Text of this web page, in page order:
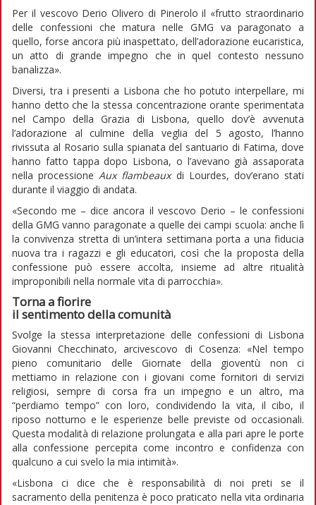
Per il vescovo Derio Olivero di Pinerolo il «frutto straordinario
delle confessioni che matura nelle GMG va paragonato a
quello, forse ancora più inaspettato, dell’adorazione eucaristica,
un atto di grande impegno che in quel contesto nessuno
banalizza».
Diversi, tra i presenti a Lisbona che ho potuto interpellare, mi
hanno detto che la stessa concentrazione orante sperimentata
nel Campo della Grazia di Lisbona, quello dov’è avvenuta
l’adorazione al culmine della veglia del 5 agosto, l’hanno
rivissuta al Rosario sulla spianata del santuario di Fatima, dove
hanno fatto tappa dopo Lisbona, o l’avevano già assaporata
nella processioneAux flambeauxdi Lourdes, dov’erano stati
durante il viaggio di andata.
«Secondo me – dice ancora il vescovo Derio – le confessioni
della GMG vanno paragonate a quelle dei campi scuola: anche lì
la convivenza stretta di un’intera settimana porta a una fiducia
nuova tra i ragazzi e gli educatori, così che la proposta della
confessione può essere accolta, insieme ad altre ritualità
improponibili nella normale vita di parrocchia».
Torna a fiorire
il sentimento della comunità
Svolge la stessa interpretazione delle confessioni di Lisbona
Giovanni Checchinato, arcivescovo di Cosenza: «Nel tempo
pieno comunitario delle Giornate della gioventù non ci
mettiamo in relazione con i giovani come fornitori di servizi
religiosi, sempre di corsa fra un impegno e un altro, ma
“perdiamo tempo” con loro, condividendo la vita, il cibo, il
riposo notturno e le esperienze belle previste od occasionali.
Questa modalità di relazione prolungata e alla pari apre le porte
alla confessione percepita come incontro e confidenza con
qualcuno a cui svelo la mia intimità».
«Lisbona ci dice che è responsabilità di noi preti se il
sacramento della penitenza è poco praticato nella vita ordinaria